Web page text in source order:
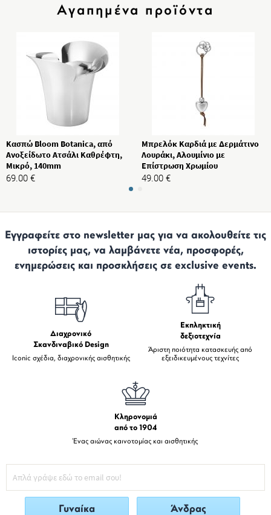
Αγαπημένα προϊόντα
Κασπώ Bloom Botanica, από
Ανοξείδωτο Ατσάλι Καθρέφτη,
Μικρό, 140mm
69.00 €
Μπρελόκ Καρδιά με Δερμάτινο
Λουράκι, Αλουμίνιο με
Επίστρωση Χρωμίου
49.00 €
Εγγραφείτε στο newsletter μας για να ακολουθείτε τις
ιστορίες μας, να λαμβάνετε νέα, προσφορές,
ενημερώσεις και προσκλήσεις σε exclusive events.
Διαχρονικό
Σκανδιναβικό Design
Iconic σχέδια, διαχρονικής αισθητικής
Εκπληκτική
δεξιοτεχνία
Άριστη ποιότητα κατασκευής από
εξειδικευμένους τεχνίτες
Κληρονομιά
από το 1904
Ένας αιώνας καινοτομίας και αισθητικής
Γυναίκα Άνδρας